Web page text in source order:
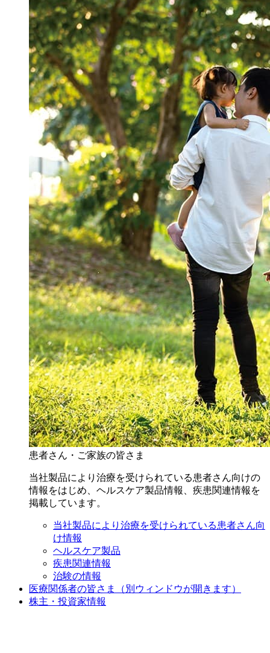
患者さん・ご家族の皆さま
当社製品により治療を受けられている患者さん向けの
情報をはじめ、ヘルスケア製品情報、疾患関連情報を
掲載しています。
当社製品により治療を受けられている患者さん向
け情報
ヘルスケア製品
疾患関連情報
治験の情報
医療関係者の皆さま
（別ウィンドウが開きます）
株主・投資家情報